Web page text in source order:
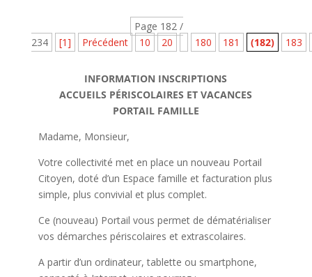
Page 182 /
234
[1] Précédent 10 20 180 181 (182) 183
INFORMATION INSCRIPTIONS
ACCUEILS PÉRISCOLAIRES ET VACANCES
PORTAIL FAMILLE
Madame, Monsieur,
Votre collectivité met en place un nouveau Portail
Citoyen, doté d’un Espace famille et facturation plus
simple, plus convivial et plus complet.
Ce (nouveau) Portail vous permet de dématérialiser
vos démarches périscolaires et extrascolaires.
A partir d’un ordinateur, tablette ou smartphone,